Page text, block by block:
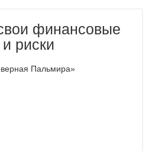
финансовые
риски
Пальмира»